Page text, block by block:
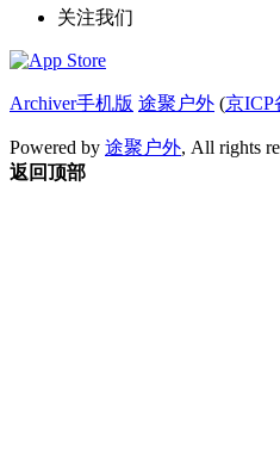
关注我们
Archiver手机版 途聚户外 (京ICP
Powered by 途聚户外, All rights
返回顶部